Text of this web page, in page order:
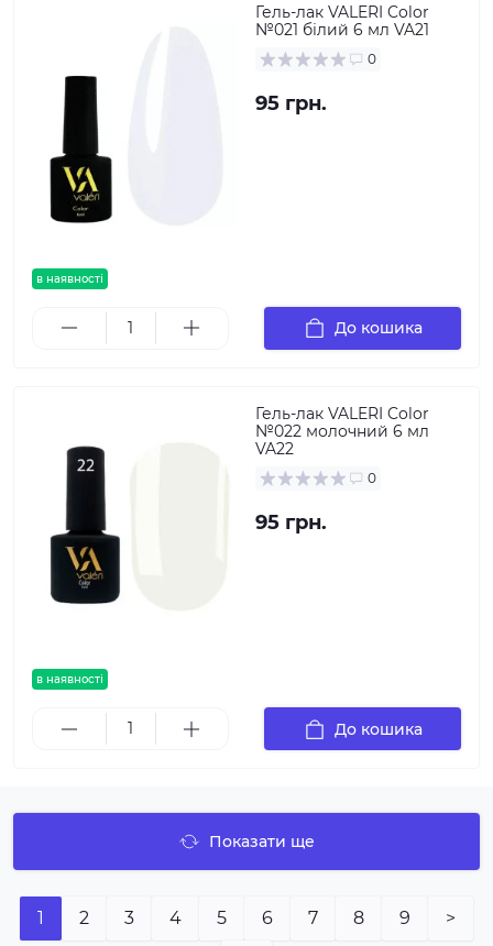
в наявності
Гель-лак VALERI Color
№021 білий 6 мл VA21
0
95 грн.
До кошика
в наявності
Гель-лак VALERI Color
№022 молочний 6 мл
VA22
0
95 грн.
До кошика
Показати ще
1 2 3 4 5 6 7 8 9 >